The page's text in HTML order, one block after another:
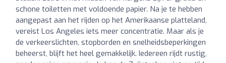
schone toiletten met voldoende papier. Na je te hebben
aangepast aan het rijden op het Amerikaanse platteland,
vereist Los Angeles iets meer concentratie. Maar als je
de verkeerslichten, stopborden en snelheidsbeperkingen
beheerst, blijft het heel gemakkelijk. Iedereen rijdt rustig,